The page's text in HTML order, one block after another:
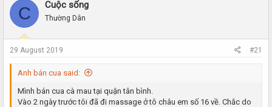
a
t
a
C Cuộc sống
Thường Dân
29 August 2019 #21
Anh bán cua said:
Mình bán cua cà mau tại quận tân bình.
Vào 2 ngày trước tôi đã đi massage ở tô châu em số 16 về. Chắc do